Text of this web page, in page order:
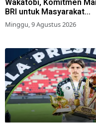
BRI untuk Masyarakat
Bahari
Minggu, 9 Agustus 2026